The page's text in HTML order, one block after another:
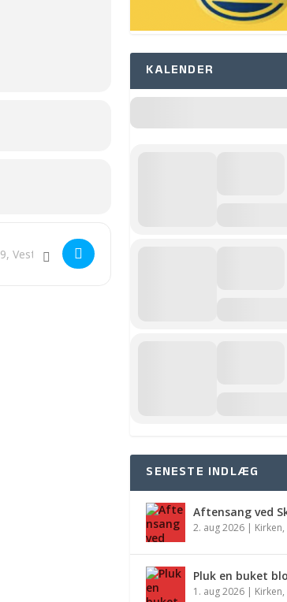
- Kaptajngårdens Julemarked []
KALENDER
SENESTE INDLÆG
Aftensang ved
2. aug 2026 | Kirken,
Pluk en buket
1. aug 2026 | Kirken,